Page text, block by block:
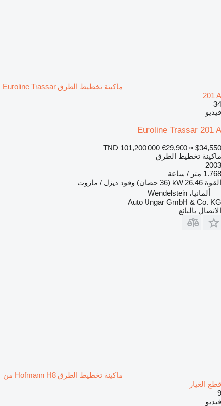
ماكينة تخطيط الطرق Euroline Trassar
201 A
34
فيديو
Euroline Trassar 201 A
TND 101,200.000 €29,900 ≈ $34,550
ماكينة تخطيط الطرق
2003
1.768 متر / ساعة
القوة 26.46 kW (36 حصان) وقود ديزل / مازوت
ألمانيا، Wendelstein
Auto Ungar GmbH & Co. KG
الاتصال بالبائع
ماكينة تخطيط الطرق Hofmann H8 من
قطع الغيار
9
فيديو